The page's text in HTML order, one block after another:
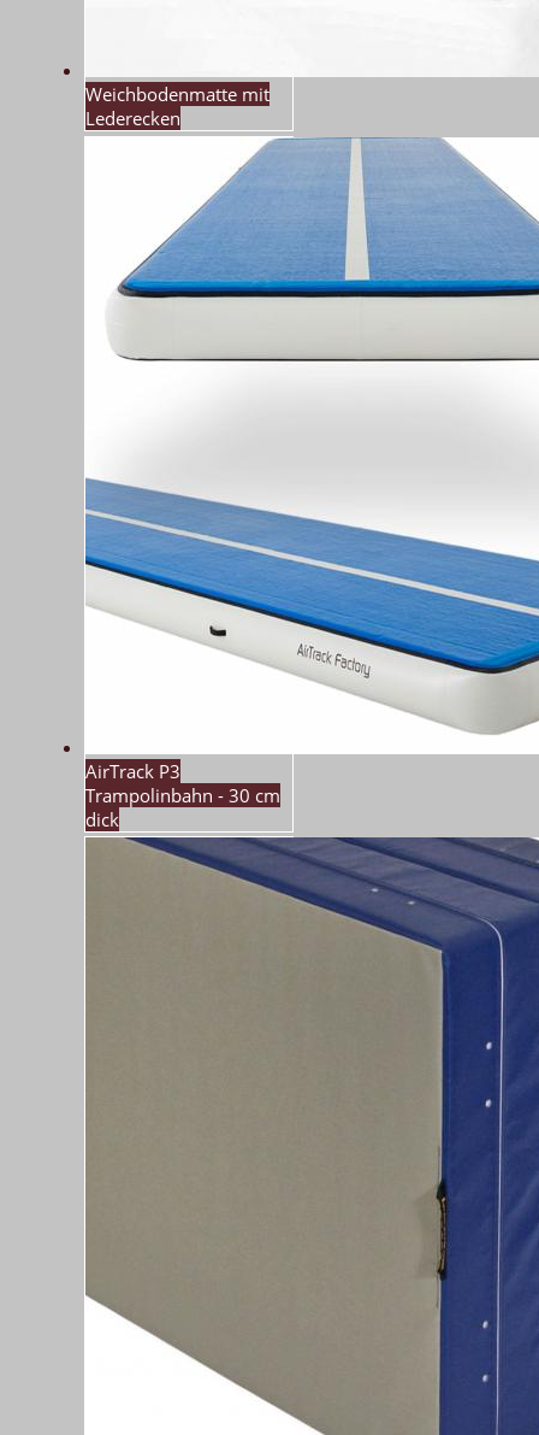
Weichbodenmatte mit
Lederecken
AirTrack P3
Trampolinbahn - 30 cm
dick